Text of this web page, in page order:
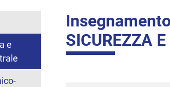
SICUREZZA
e